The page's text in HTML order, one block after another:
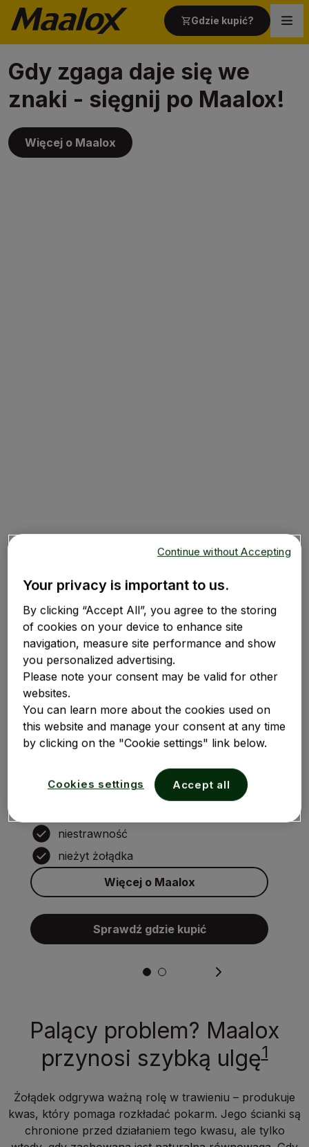
Gdzie kupić?
Strona główna
Gdy zgaga daje się we
znaki - sięgnij po Maalox!
Więcej o Maalox
Maalox tabletki
Działa na 4 przyczyny zgagi:
refluks
niestrawność
nieżyt żołądka
Więcej o Maalox
Sprawdź gdzie kupić
Palący problem? Maalox
przynosi szybką ulgę1
Żołądek odgrywa ważną rolę w trawieniu – produkuje
kwas, który pomaga rozkładać pokarm. Jego ścianki są
chronione przed działaniem tego kwasu, ale tylko
Your privacy is important to us.
By clicking “Accept All”, you agree to the storing
of cookies on your device to enhance site
navigation, measure site performance and show
you personalized advertising.
Please note your consent may be valid for other
websites.
You can learn more about the cookies used on
this website and manage your consent at any time
by clicking on the "Cookie settings" link below.
Cookies settings Accept all
Continue without Accepting